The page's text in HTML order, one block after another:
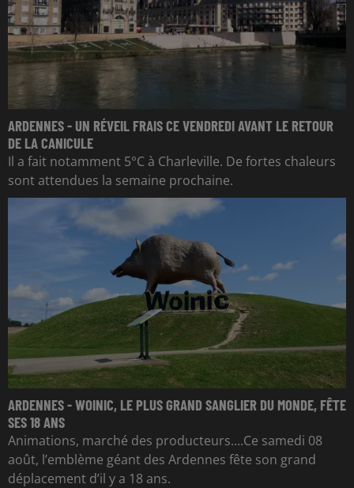
ARDENNES - UN RÉVEIL FRAIS CE VENDREDI AVANT LE RETOUR
DE LA CANICULE
Il a fait notamment 5°C à Charleville. De fortes chaleurs
sont attendues la semaine prochaine.
ARDENNES - WOINIC, LE PLUS GRAND SANGLIER DU MONDE, FÊTE
SES 18 ANS
Animations, marché des producteurs....Ce samedi 08
août, l’emblème géant des Ardennes fête son grand
déplacement d’il y a 18 ans.